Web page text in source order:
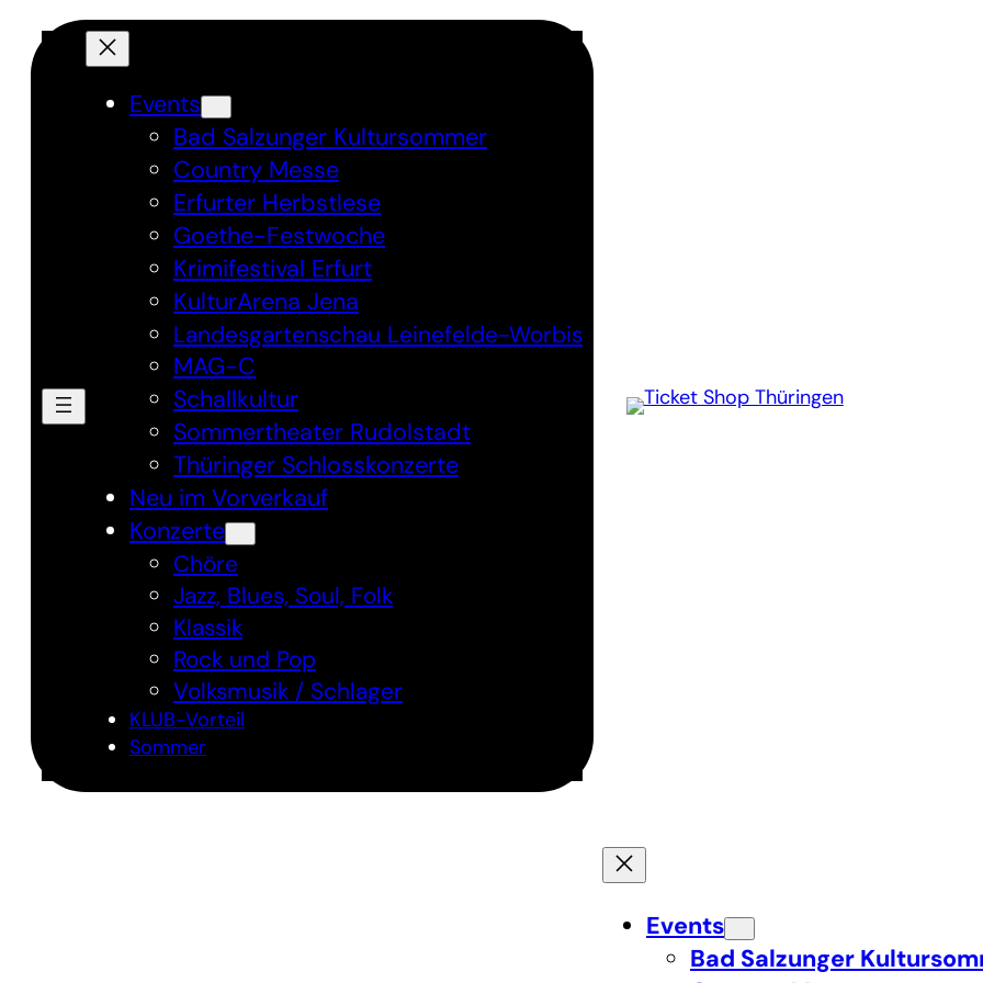
Events
Bad Salzunger Kultursommer
Country Messe
Erfurter Herbstlese
Goethe-Festwoche
Krimifestival Erfurt
KulturArena Jena
Landesgartenschau Leinefelde-Worbis
MAG-C
Schallkultur
Sommertheater Rudolstadt
Thüringer Schlosskonzerte
Neu im Vorverkauf
Konzerte
Chöre
Jazz, Blues, Soul, Folk
Klassik
Rock und Pop
Volksmusik / Schlager
KLUB-Vorteil
Sommer
Events
Bad Salzunger